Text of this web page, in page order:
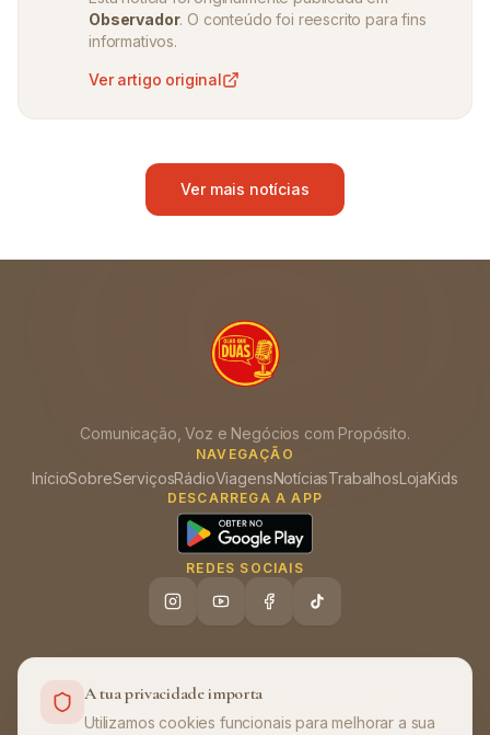
Observador. O conteúdo foi reescrito para fins
informativos.
Ver artigo original
Ver mais notícias
Comunicação, Voz e Negócios com Propósito.
NAVEGAÇÃO
InícioSobreServiçosRádioViagensNotíciasTrabalhosLojaKids
DESCARREGA A APP
REDES SOCIAIS
Ajuda (FAQ)•Política de Privacidade • Termos de Utilização
A tua privacidade importa
Utilizamos cookies funcionais para melhorar a sua